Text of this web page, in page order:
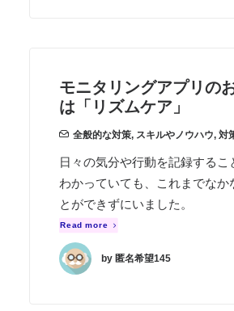
モニタリングアプリの
は「リズムケア」
全般的な対策, スキルやノウハウ, 対
日々の気分や行動を記録するこ
わかっていても、これまでなか
とができずにいました。
Read more
by 匿名希望145